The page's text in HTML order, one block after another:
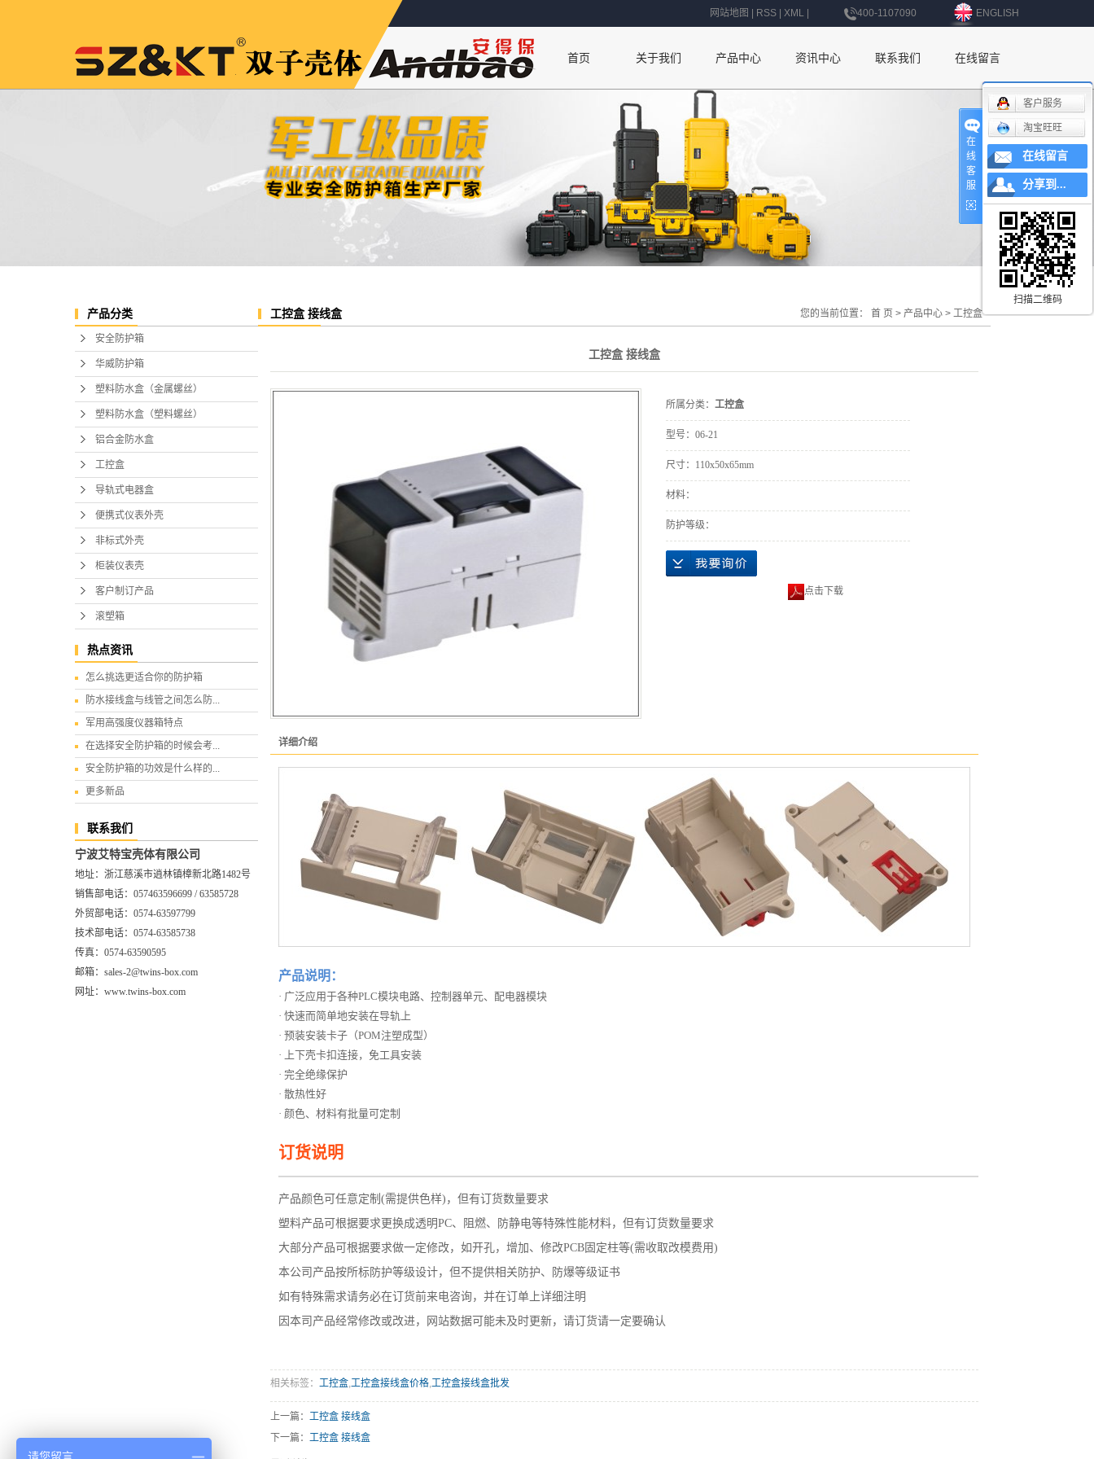
网站地图 RSS XML 400-1107090 ENGLISH
首页 关于我们
联系方式
公司简介
荣誉资质
产品中心 资讯中心 联系我们
辽宁办事处
在线留言
产品分类
安全防护箱
华威防护箱
塑料防水盒（金属螺丝）
塑料防水盒（塑料螺丝）
铝合金防水盒
工控盒
导轨式电器盒
便携式仪表外壳
非标式外壳
柜装仪表壳
客户制订产品
滚塑箱
热点资讯
怎么挑选更适合你的防护箱
防水接线盒与线管之间怎么防...
军用高强度仪器箱特点
在选择安全防护箱的时候会考...
安全防护箱的功效是什么样的...
更多新品
联系我们
宁波艾特宝壳体有限公司
地址：浙江慈溪市逍林镇樟新北路1482号
销售部电话：057463596699 / 63585728
外贸部电话：0574-63597799
技术部电话：0574-63585738
传真：0574-63590595
邮箱：sales-2@twins-box.com
网址：www.twins-box.com
工控盒 接线盒 您的当前位置： 首 页 > 产品中心 > 工控盒
工控盒 接线盒
所属分类： 工控盒
型号： 06-21
尺寸： 110x50x65mm
材料：
防护等级：
点击下载
详细介绍
产品说明：
· 广泛应用于各种PLC模块电路、控制器单元、配电器模块
· 快速而简单地安装在导轨上
· 预装安装卡子（POM注塑成型）
· 上下壳卡扣连接，免工具安装
· 完全绝缘保护
· 散热性好
· 颜色、材料有批量可定制
订货说明
产品颜色可任意定制(需提供色样)，但有订货数量要求
塑料产品可根据要求更换成透明PC、阻燃、防静电等特殊性能材料，但有订货数量要求
大部分产品可根据要求做一定修改，如开孔，增加、修改PCB固定柱等(需收取改模费用)
本公司产品按所标防护等级设计，但不提供相关防护、防爆等级证书
如有特殊需求请务必在订货前来电咨询，并在订单上详细注明
因本司产品经常修改或改进，网站数据可能未及时更新，请订货请一定要确认
相关标签： 工控盒,工控盒接线盒价格,工控盒接线盒批发
上一篇： 工控盒 接线盒
下一篇： 工控盒 接线盒
在
线
客
服
客户服务
淘宝旺旺
在线留言
分享到...
扫描二维码